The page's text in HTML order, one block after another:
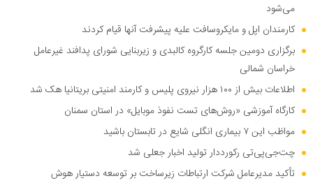
می‌شود
کارمندان اپل و مایکروسافت علیه پیشرفت آنها قیام کردند
برگزاری دومین جلسه کارگروه کالبدی و زیربنایی شورای پدافند غیرعامل
خراسان شمالی
اطلاعات بیش از ۱۰۰ هزار نیروی پلیس و کارمند امنیتی بریتانیا هک شد
کارگاه آموزشی «روش‌های تست نفوذ موبایل» در استان سمنان
مواظب این ۷ بیماری انگلی شایع در تابستان باشید
چت‌جی‌پی‌تی رکورددار تولید اخبار جعلی شد
تأکید مدیرعامل شرکت ارتباطات زیرساخت بر توسعه دستیار هوش